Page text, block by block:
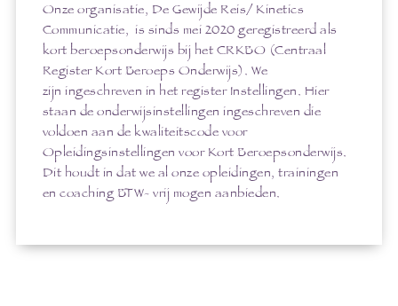
Onze organisatie, De Gewijde Reis/ Kinetics
Communicatie, is sinds mei 2020 geregistreerd als
kort beroepsonderwijs bij het CRKBO (Centraal
Register Kort Beroeps Onderwijs). We
zijn ingeschreven in het register Instellingen. Hier
staan de onderwijsinstellingen ingeschreven die
voldoen aan de kwaliteitscode voor
Opleidingsinstellingen voor Kort Beroepsonderwijs.
Dit houdt in dat we al onze opleidingen, trainingen
en coaching BTW- vrij mogen aanbieden.